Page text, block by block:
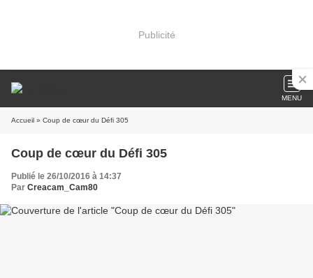
Publicité
MENU
Accueil » Coup de cœur du Défi 305
Coup de cœur du Défi 305
Publié le 26/10/2016 à 14:37
Par Creacam_Cam80